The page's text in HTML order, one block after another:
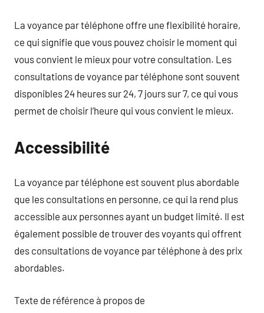
La voyance par téléphone offre une flexibilité horaire,
ce qui signifie que vous pouvez choisir le moment qui
vous convient le mieux pour votre consultation. Les
consultations de voyance par téléphone sont souvent
disponibles 24 heures sur 24, 7 jours sur 7, ce qui vous
permet de choisir l’heure qui vous convient le mieux.
Accessibilité
La voyance par téléphone est souvent plus abordable
que les consultations en personne, ce qui la rend plus
accessible aux personnes ayant un budget limité. Il est
également possible de trouver des voyants qui offrent
des consultations de voyance par téléphone à des prix
abordables.
Texte de référence à propos de